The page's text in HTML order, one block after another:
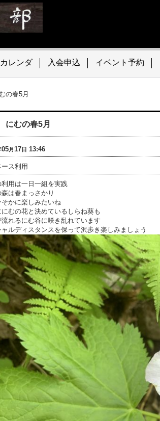
レンダ 入会申込 イベント予約
の春5月
むの春5月
05月17日 13:46
ス利用
利用は一日一組を実践
は春まっさかり
そかに楽しみたいね
むの花と決めているしらね葵も
れるにむ谷に咲き乱れています
ルディスタンスを保って沢歩き楽しみましょう